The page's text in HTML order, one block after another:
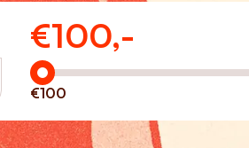
€100,-
Hoeveel wilt u lenen?
€100